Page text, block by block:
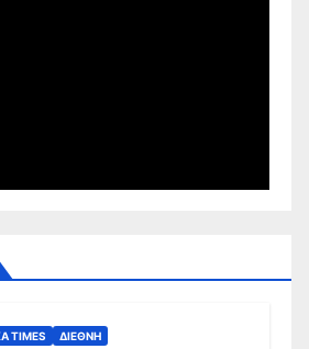
TIMES ΔΙΕΘΝΉ